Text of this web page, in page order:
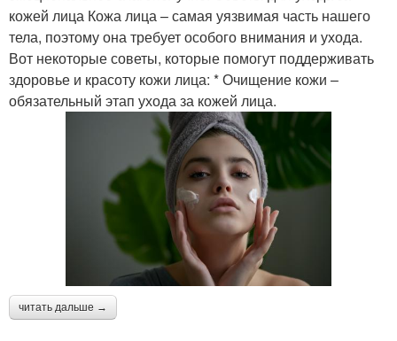
кожей лица Кожа лица – самая уязвимая часть нашего
тела, поэтому она требует особого внимания и ухода.
Вот некоторые советы, которые помогут поддерживать
здоровье и красоту кожи лица: * Очищение кожи –
обязательный этап ухода за кожей лица.
читать дальше →